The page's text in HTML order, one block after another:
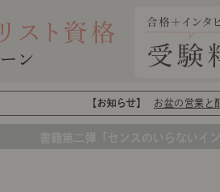
【お知らせ】 お盆の営業と
書籍第二弾「センスのいらないイ